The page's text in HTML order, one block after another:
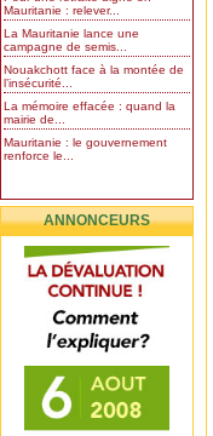
Mauritanie : relever...
La Mauritanie lance une
campagne de semis...
Nouakchott face à la montée de
l’insécurité...
La mémoire effacée : quand la
mairie de...
Mauritanie : le gouvernement
renforce le...
ANNONCEURS